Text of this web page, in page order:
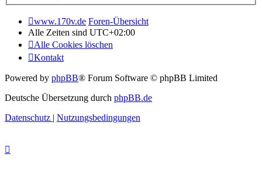
www.170v.de Foren-Übersicht
Alle Zeiten sind UTC+02:00
Alle Cookies löschen
Kontakt
Powered by phpBB® Forum Software © phpBB Limited
Deutsche Übersetzung durch phpBB.de
Datenschutz | Nutzungsbedingungen